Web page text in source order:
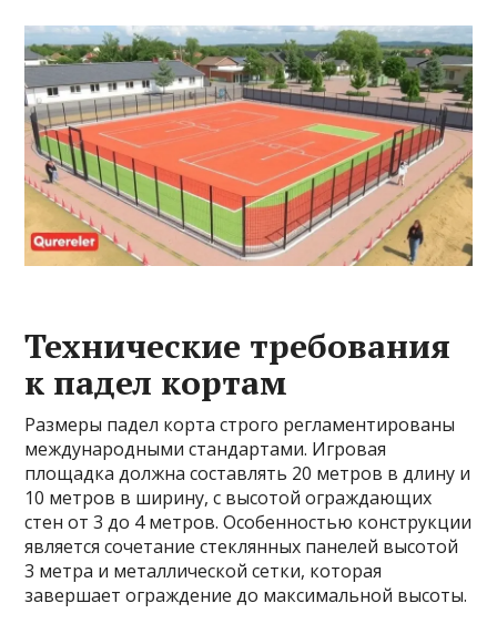
Технические требования
к падел кортам
Размеры падел корта строго регламентированы
международными стандартами. Игровая
площадка должна составлять 20 метров в длину и
10 метров в ширину, с высотой ограждающих
стен от 3 до 4 метров. Особенностью конструкции
является сочетание стеклянных панелей высотой
3 метра и металлической сетки, которая
завершает ограждение до максимальной высоты.